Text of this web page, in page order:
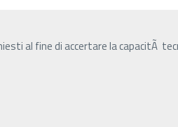
al fine di accertare la capacitÃ